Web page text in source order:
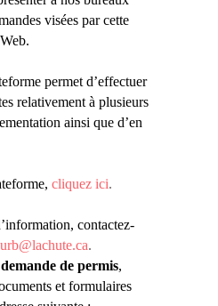
visées par cette
permet d’effectuer
relativement à plusieurs
ainsi que d’en
cliquez ici.
contactez-
.
de permis,
et formulaires